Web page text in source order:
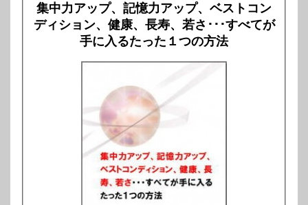
集中力アップ、記憶力アップ、ベストコン
ディション、健康、長寿、若さ･･･すべてが
手に入るたった１つの方法